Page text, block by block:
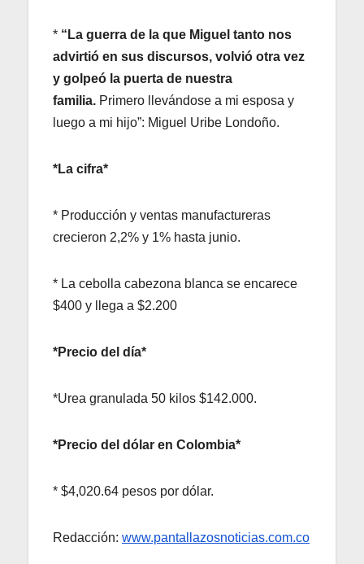
* “La guerra de la que Miguel tanto nos
advirtió en sus discursos, volvió otra vez
y golpeó la puerta de nuestra
familia. Primero llevándose a mi esposa y
luego a mi hijo”: Miguel Uribe Londoño.
*La cifra*
* Producción y ventas manufactureras
crecieron 2,2% y 1% hasta junio.
* La cebolla cabezona blanca se encarece
$400 y llega a $2.200
*Precio del día*
*Urea granulada 50 kilos $142.000.
*Precio del dólar en Colombia*
* $4,020.64 pesos por dólar.
Redacción: www.pantallazosnoticias.com.co